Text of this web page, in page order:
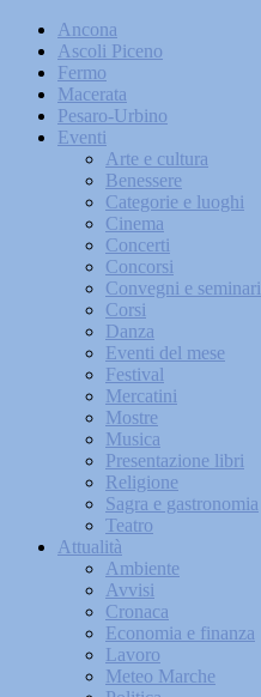
Ancona
Ascoli Piceno
Fermo
Macerata
Pesaro-Urbino
Eventi
Arte e cultura
Benessere
Categorie e luoghi
Cinema
Concerti
Concorsi
Convegni e seminari
Corsi
Danza
Eventi del mese
Festival
Mercatini
Mostre
Musica
Presentazione libri
Religione
Sagra e gastronomia
Teatro
Attualità
Ambiente
Avvisi
Cronaca
Economia e finanza
Lavoro
Meteo Marche